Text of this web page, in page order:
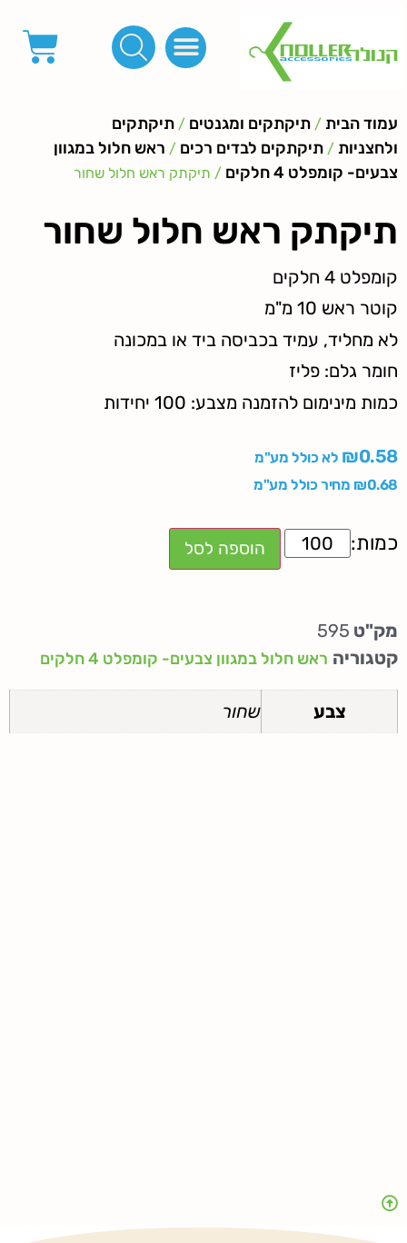
עמוד הבית / תיקתקים ומגנטים / תיקתקים
ולחצניות / תיקתקים לבדים רכים / ראש חלול במגוון
צבעים- קומפלט 4 חלקים
/ תיקתק ראש חלול שחור
תיקתק ראש חלול שחור
קומפלט 4 חלקים
קוטר ראש 10 מ"מ
לא מחליד, עמיד בכביסה ביד או במכונה
חומר גלם: פליז
כמות מינימום להזמנה מצבע: 100 יחידות
₪0.58
לא כולל מע"מ
₪0.68 מחיר כולל מע"מ
הוספה לסל
מק"ט 595
קטגוריה ראש חלול במגוון צבעים- קומפלט 4 חלקים
צבע שחור